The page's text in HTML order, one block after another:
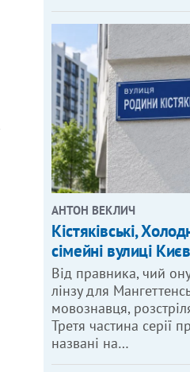
АНТОН ВЕКЛИЧ
Кістяківські,
сімейні вулиці
Від правника, чий
лінзу для
мовознавця,
Третя частина серії
названі на…